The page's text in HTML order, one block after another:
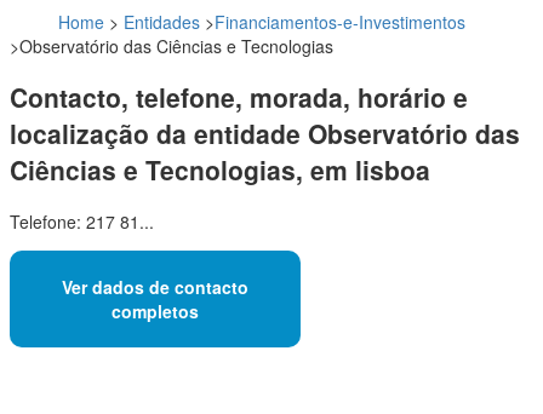
Home > Entidades >Financiamentos-e-Investimentos
>Observatório das Ciências e Tecnologias
Contacto, telefone, morada, horário e
localização da entidade Observatório das
Ciências e Tecnologias, em lisboa
Telefone: 217 81...
Ver dados de contacto
completos